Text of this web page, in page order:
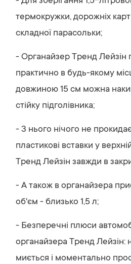
термокружки, дорожніх
складної парасольки;
- Органайзер Тренд Лейзін
практично в будь-якому
довжиною 15 см можна
стійку підголівника;
- З нього нічого не
пластикові вставки у
Тренд Лейзін завжди в
- А також в органайзера
об'єм - близько 1,5 л;
- Безперечні плюси
органайзера Тренд Лейзін:
миється і моментально